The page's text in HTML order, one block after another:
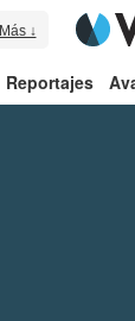
Más ↓
Reportajes